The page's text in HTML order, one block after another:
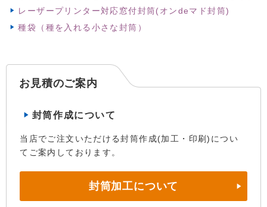
レーザープリンター対応窓付封筒(オンdeマド封筒)
種袋（種を入れる小さな封筒）
お見積のご案内
封筒作成について
当店でご注文いただける封筒作成(加工・印刷)につい
てご案内しております。
封筒加工について